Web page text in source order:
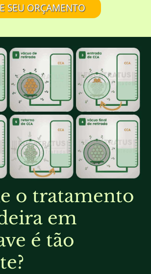
SEU ORÇAMENTO
o tratamento
em
é tão